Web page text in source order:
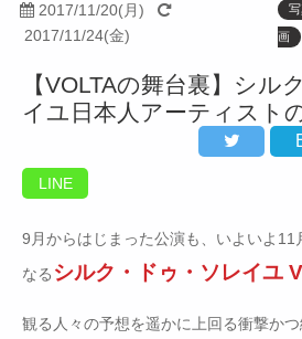
2017/11/20(月)
2017/11/24(金)
画
【VOLTAの舞台裏】シル
イユ日本人アーティスト
LINE
9月からはじまった公演も、いよいよ11
なる シルク・ドゥ・ソレイユ
観る人々の予想を遥かに上回る衝撃か